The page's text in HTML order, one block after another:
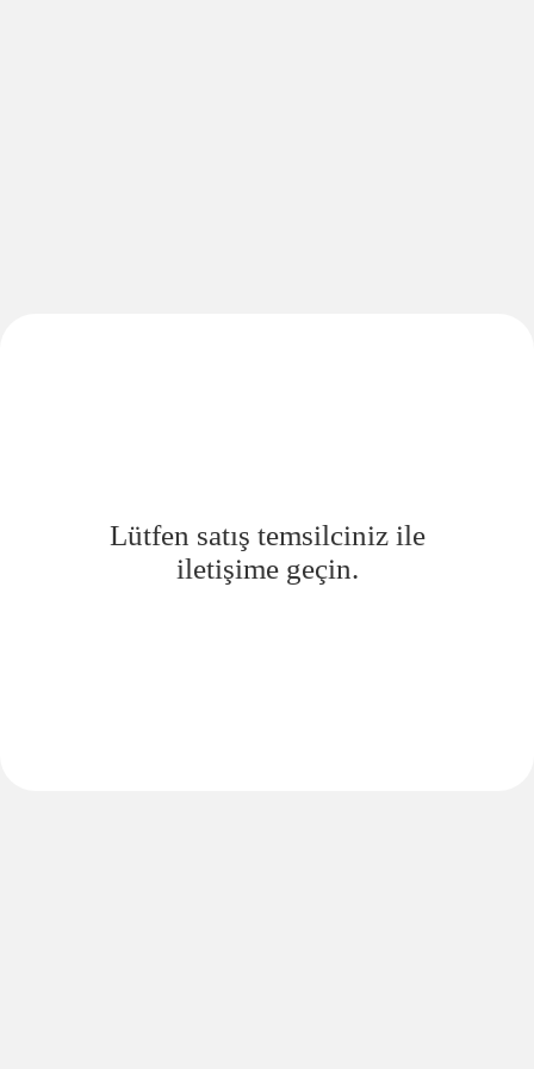
Lütfen satış temsilciniz ile
iletişime geçin.